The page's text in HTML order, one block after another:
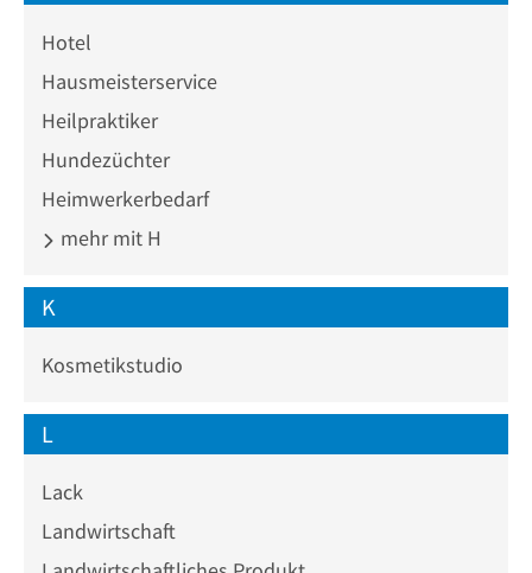
Hotel
Hausmeisterservice
Heilpraktiker
Hundezüchter
Heimwerkerbedarf
mehr mit H
K
Kosmetikstudio
L
Lack
Landwirtschaft